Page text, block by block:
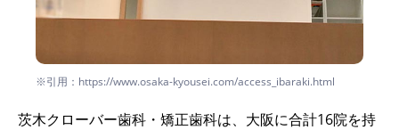
※引用：https://www.osaka-kyousei.com/access_ibaraki.html
茨木クローバー歯科・矯正歯科は、大阪に合計16院を持